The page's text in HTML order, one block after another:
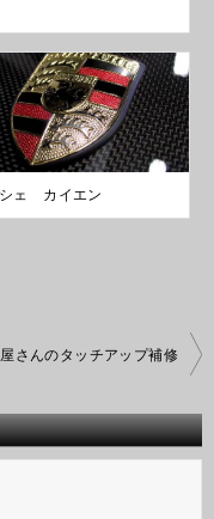
ェ カイエン
さんのタッチアップ補修